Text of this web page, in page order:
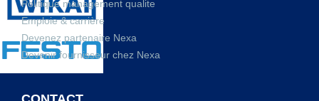
Politique management qualite
Emploie & carrière
Devenez partenaire Nexa
Devenir fournisseur chez Nexa